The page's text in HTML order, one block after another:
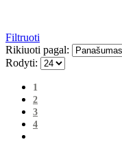
Filtruoti
Rikiuoti pagal:
Rodyti:
1
2
3
4